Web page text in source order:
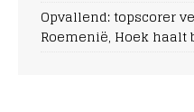
Opvallend: topscorer
Roemenië, Hoek haalt